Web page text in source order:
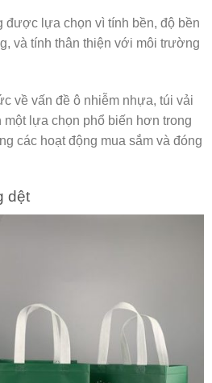
được lựa chọn vì tính bền, độ bền
và tính thân thiện với môi trường
về vấn đề ô nhiễm nhựa, túi vải
một lựa chọn phổ biến hơn trong
các hoạt động mua sắm và đóng
dệt